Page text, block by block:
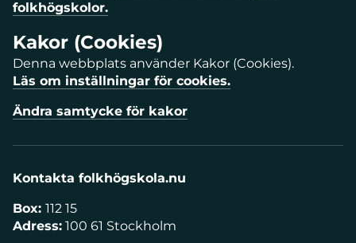
folkhögskolor.
Kakor (Cookies)
Denna webbplats använder Kakor (Cookies).
Läs om inställningar för cookies.
Ändra samtycke för kakor
Kontakta folkhögskola.nu
Box: 112 15
Adress: 100 61 Stockholm